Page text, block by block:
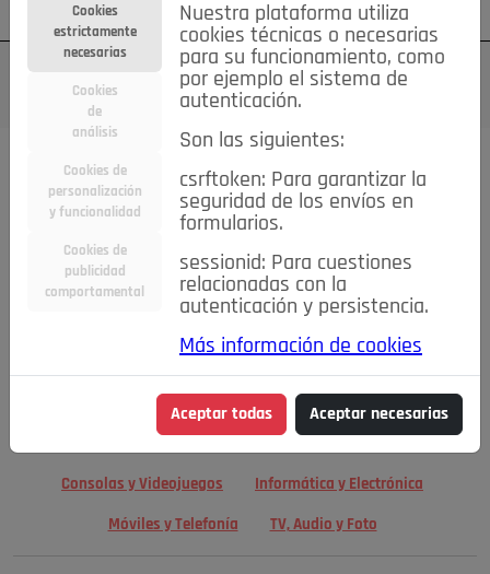
Su cuenta Regístrese ¿Olvidó su contraseña?
TODAS Deporte Bicicletas Deportes y Ocio
Electrodomésticos
Niños y Bebés Inmobiliaria Construcción y Reformas
Moda Accesorios Ropa Motor
Motor y Accesorios Motos Ocio
Cine, Libros y Música Coleccionismo
Consolas y Videojuegos Informática y Electrónica
Móviles y Telefonía TV, Audio y Foto
Cookies
estrictamente
necesarias
Cookies
de
análisis
Cookies de
personalización
y funcionalidad
Cookies de
publicidad
comportamental
Nuestra plataforma utiliza
cookies técnicas o necesarias
para su funcionamiento, como
por ejemplo el sistema de
autenticación.
Son las siguientes:
csrftoken: Para garantizar la
seguridad de los envíos en
formularios.
sessionid: Para cuestiones
relacionadas con la
autenticación y persistencia.
Más información de cookies
Aceptar todas Aceptar necesarias